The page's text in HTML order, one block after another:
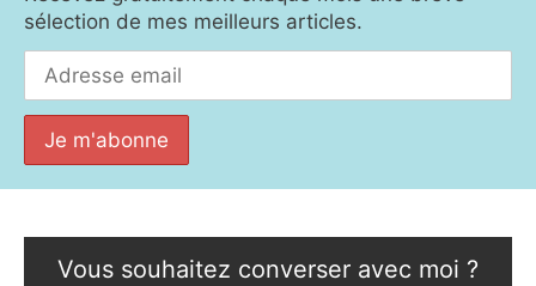
sélection de mes meilleurs articles.
Vous souhaitez converser avec moi ?